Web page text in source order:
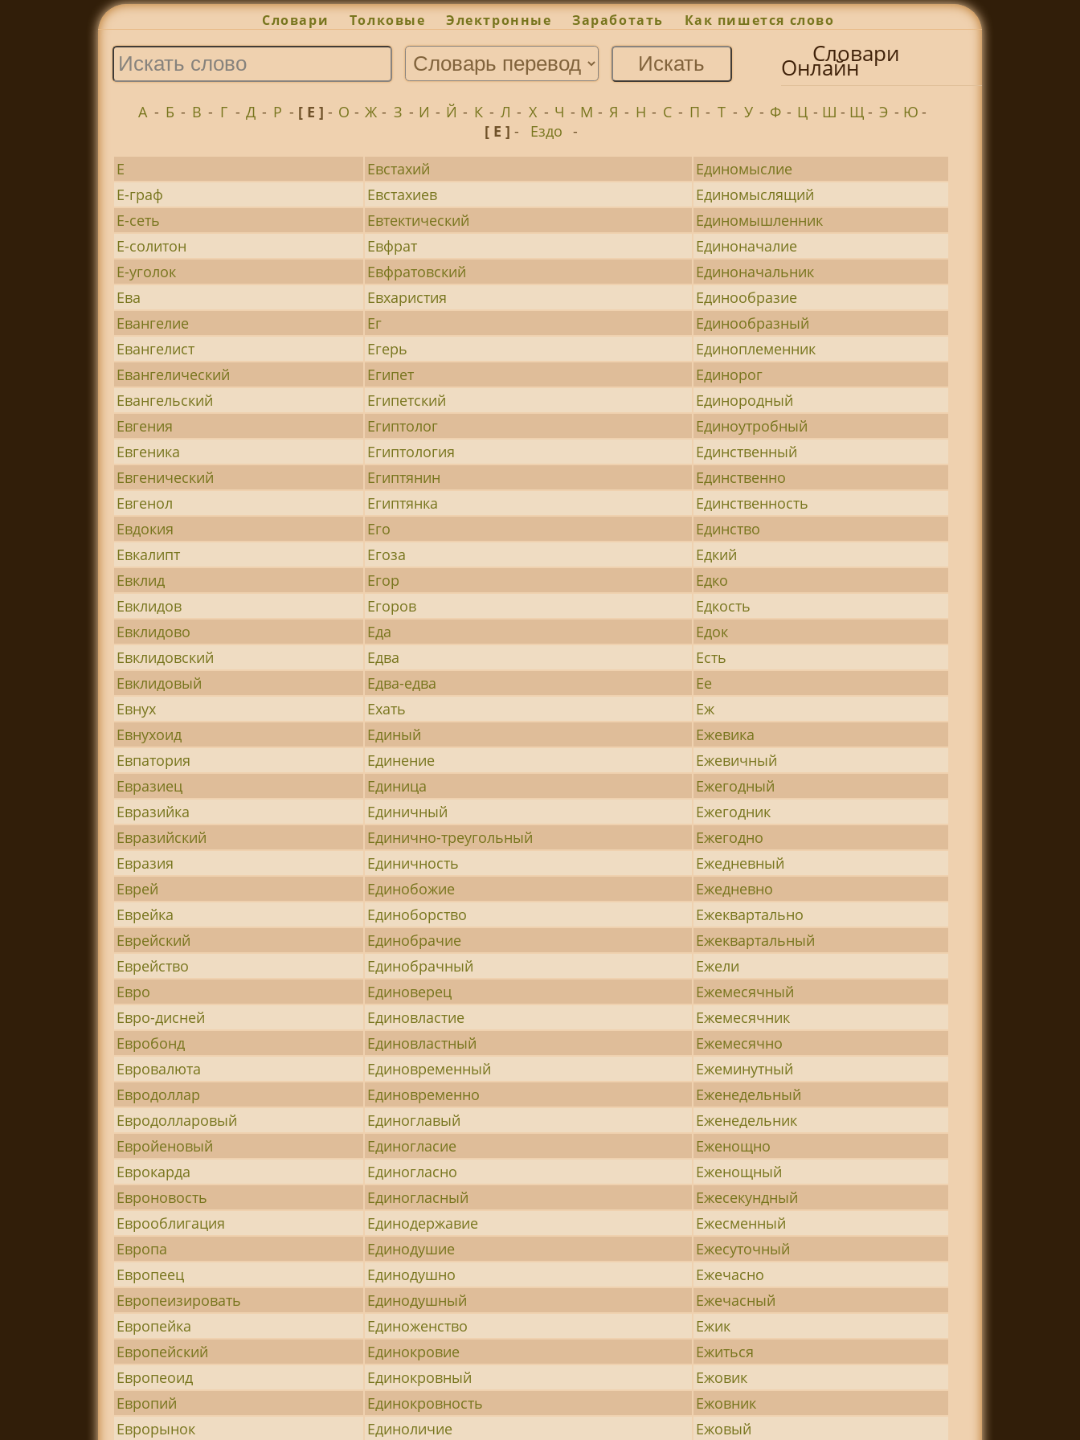
Словари Толковые Электронные Заработать Как пишется слово
Словари
Онлайн
А - Б - В - Г - Д - Р - [ Е ] - О - Ж - З - И - Й - К - Л - Х - Ч - М - Я - Н - С - П - Т - У - Ф - Ц - Ш - Щ- Э - Ю-
[ Е ]- Ездо -
Е
Евстахий
Единомыслие
Е-граф
Евстахиев
Единомыслящий
Е-сеть
Евтектический
Единомышленник
Е-солитон
Евфрат
Единоначалие
Е-уголок
Евфратовский
Единоначальник
Ева
Евхаристия
Единообразие
Евангелие
Ег
Единообразный
Евангелист
Егерь
Единоплеменник
Евангелический
Египет
Единорог
Евангельский
Египетский
Единородный
Евгения
Египтолог
Единоутробный
Евгеника
Египтология
Единственный
Евгенический
Египтянин
Единственно
Евгенол
Египтянка
Единственность
Евдокия
Его
Единство
Евкалипт
Егоза
Едкий
Евклид
Егор
Едко
Евклидов
Егоров
Едкость
Евклидово
Еда
Едок
Евклидовский
Едва
Есть
Евклидовый
Едва-едва
Ее
Евнух
Ехать
Еж
Евнухоид
Единый
Ежевика
Евпатория
Единение
Ежевичный
Евразиец
Единица
Ежегодный
Евразийка
Единичный
Ежегодник
Евразийский
Единично-треугольный
Ежегодно
Евразия
Единичность
Ежедневный
Еврей
Единобожие
Ежедневно
Еврейка
Единоборство
Ежеквартально
Еврейский
Единобрачие
Ежеквартальный
Еврейство
Единобрачный
Ежели
Евро
Единоверец
Ежемесячный
Евро-дисней
Единовластие
Ежемесячник
Евробонд
Единовластный
Ежемесячно
Евровалюта
Единовременный
Ежеминутный
Евродоллар
Единовременно
Еженедельный
Евродолларовый
Единоглавый
Еженедельник
Евройеновый
Единогласие
Еженощно
Еврокарда
Единогласно
Еженощный
Евроновость
Единогласный
Ежесекундный
Еврооблигация
Единодержавие
Ежесменный
Европа
Единодушие
Ежесуточный
Европеец
Единодушно
Ежечасно
Европеизировать
Единодушный
Ежечасный
Европейка
Единоженство
Ежик
Европейский
Единокровие
Ежиться
Европеоид
Единокровный
Ежовик
Европий
Единокровность
Ежовник
Еврорынок
Единоличие
Ежовый